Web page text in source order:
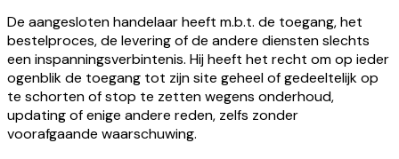
De aangesloten handelaar heeft m.b.t. de toegang, het
bestelproces, de levering of de andere diensten slechts
een inspanningsverbintenis. Hij heeft het recht om op ieder
ogenblik de toegang tot zijn site geheel of gedeeltelijk op
te schorten of stop te zetten wegens onderhoud,
updating of enige andere reden, zelfs zonder
voorafgaande waarschuwing.